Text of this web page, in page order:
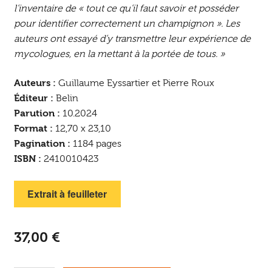
l’inventaire de « tout ce qu’il faut savoir et posséder
pour identifier correctement un champignon ». Les
auteurs ont essayé d’y transmettre leur expérience de
mycologues, en la mettant à la portée de tous. »
Auteurs : Guillaume Eyssartier et Pierre Roux
Éditeur : Belin
Parution : 10.2024
Format : 12,70 x 23,10
Pagination : 1184 pages
ISBN : 2410010423
Extrait à feuilleter
37,00 €